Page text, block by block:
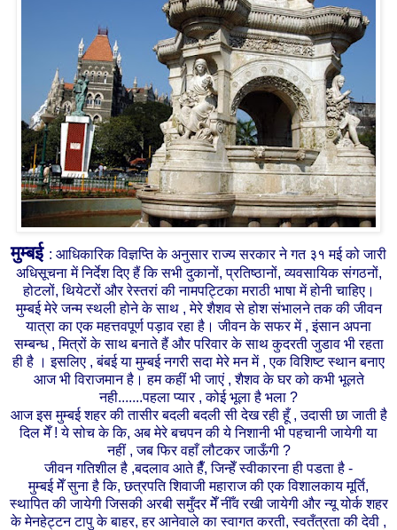
मुम्बई : आधिकारिकविज्ञप्ति के अनुसार राज्य सरकार ने गत ३१ मई को जारी
अधिसूचना में निर्देश दिए हैं कि सभी दुकानों, प्रतिष्ठानों, व्यवसायिक संगठनों,
होटलों, थियेटरों और रेस्तरां की नामपट्टिका मराठी भाषा में होनी चाहिए।
मुम्बई मेरे जन्म स्थली होने के साथ , मेरे शैशव से होश संभालने तक की जीवन
यात्रा का एक महत्तवपूर्ण पड़ाव रहा है। जीवन के सफर में , इंसान अपना
सम्बन्ध , मित्रों के साथ बनाते हैं और परिवार के साथ कुदरती जुडाव भी रहता
ही है । इसलिए , बंबई या मुम्बई नगरी सदा मेरे मन में , एक विशिष्ट स्थान बनाए
आज भी विराजमान है। हम कहीं भी जाएं , शैशव के घर को कभी भूलते
नही.......पहला प्यार , कोई भूला है भला ?
आज इस मुम्बई शहर की तासीर बदली बदली सी देख रही हूँ , उदासी छा जाती है
दिल मेँ ! ये सोच के कि, अब मेरे बचपन की ये निशानी भी पहचानी जायेगी या
नहीं , जब फिर वहाँ लौटकर जाऊँगी ?
जीवन गतिशील है ,बदलाव आते हैँ, जिन्हेँ स्वीकारना ही पडता है -
मुम्बई मेँ सुना है कि, छत्रपति शिवाजी महाराज की एक विशालकाय मूर्ति,
स्थापित की जायेगी जिसकी अरबी समुँदर मेँ नीँव रखी जायेगी और न्यू योर्क शहर
के मेनहेट्टन टापु के बाहर, हर आनेवाले का स्वागत करती, स्वतँत्रता की देवी ,